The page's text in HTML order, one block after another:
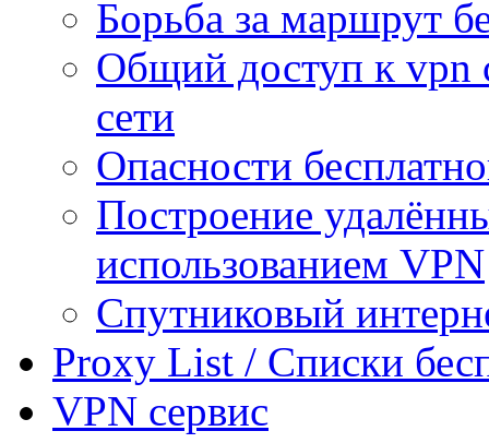
Борьба за маршрут
Общий доступ к vpn
сети
Опасности
Построение
использованием VPN
Спутниковый
Proxy List / Списки
VPN сервис